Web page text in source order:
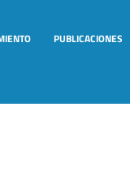
PUBLICACIONES